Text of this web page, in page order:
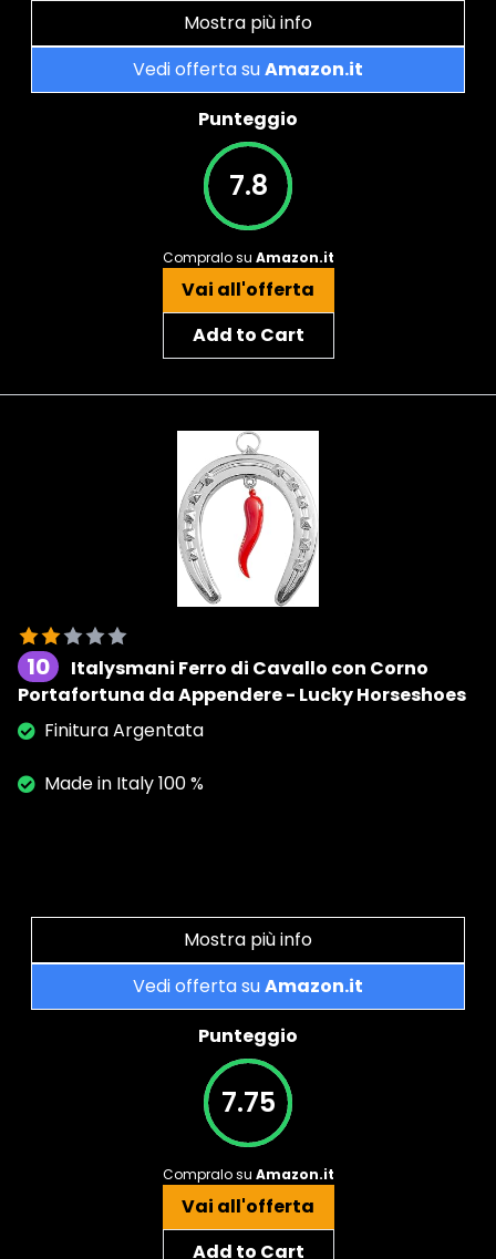
Mostra più info
Vedi offerta suAmazon.it
Punteggio
7.8
Compralo su Amazon.it
Vai all'offerta
Add to Cart
10
Italysmani Ferro di Cavallo con Corno
Portafortuna da Appendere - Lucky Horseshoes
Finitura Argentata
Made in Italy 100 %
Mostra più info
Vedi offerta suAmazon.it
Punteggio
7.75
Compralo su Amazon.it
Vai all'offerta
Add to Cart